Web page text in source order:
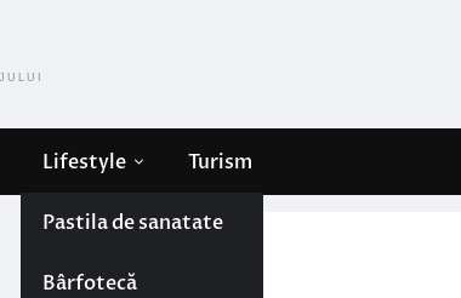
Lifestyle
Pastila de sanatate
Bârfotecă
Turism